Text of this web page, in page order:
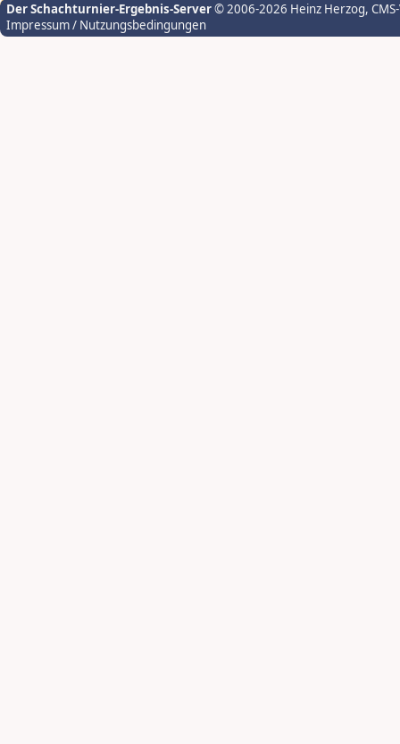
Der Schachturnier-Ergebnis-Server© 2006-2026 Heinz Herzog,
Impressum / Nutzungsbedingungen